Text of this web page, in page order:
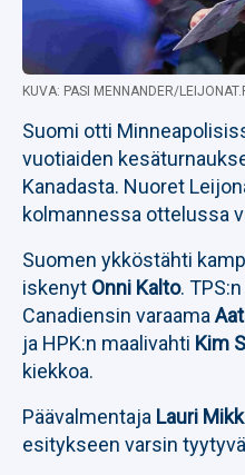
KUVA: PASI MENNANDER/
Suomi otti
vuotiaiden
Kanadasta. Nuoret
kolmannessa ottelussa
Suomen ykköstähti
iskenyt Onni Kalto.
Canadiensin varaama
ja HPK:n maalivahti Kim
kiekkoa.
Päävalmentaja Lauri
esitykseen varsin